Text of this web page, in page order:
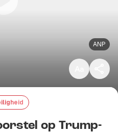
ANP
op Trump-